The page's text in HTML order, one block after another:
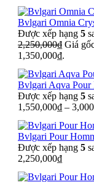
Bvlgari Omnia
Được xếp hạng 5
2,250,000₫ Giá
1,350,000₫.
Bvlgari Aqva Pour
Được xếp hạng 5
1,550,000₫ –
Bvlgari Pour
Được xếp hạng 5
2,250,000₫